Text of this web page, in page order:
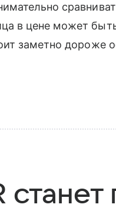
в цене может
заметно дороже